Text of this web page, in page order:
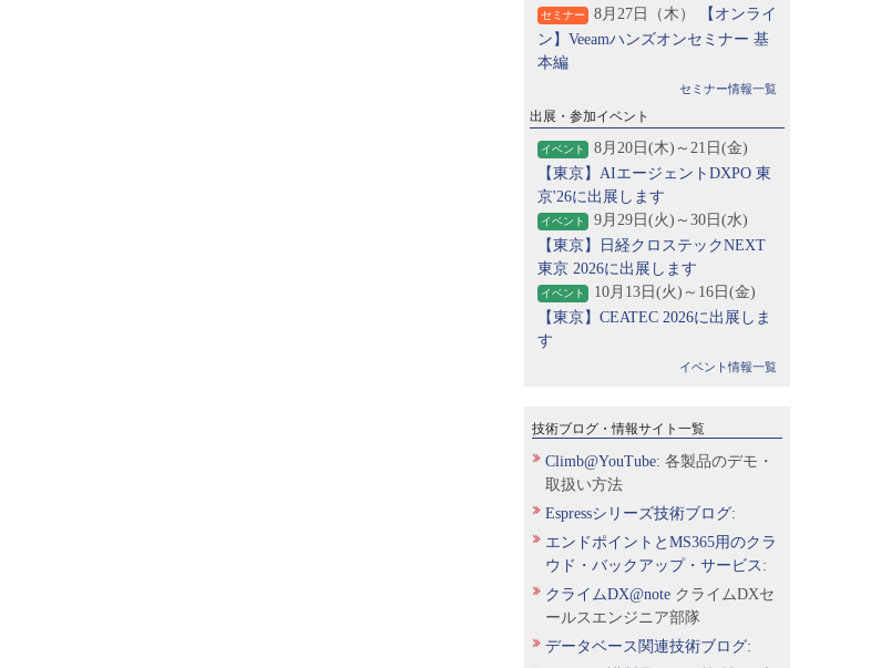
セミナー 8月27日（木）
【オンライ
ン】Veeamハンズオンセミナー 基
本編
セミナー情報一覧
出展・参加イベント
イベント
8月20日(木)～21日(金)
【東京】AIエージェントDXPO 東
京'26に出展します
イベント
9月29日(火)～30日(水)
【東京】日経クロステックNEXT
東京 2026に出展します
イベント
10月13日(火)～16日(金)
【東京】CEATEC 2026に出展しま
す
イベント情報一覧
技術ブログ・情報サイト一覧
Climb@YouTube: 各製品のデモ・
取扱い方法
Espressシリーズ技術ブログ:
エンドポイントとMS365用のクラ
ウド・バックアップ・サービス:
クライムDX@note クライムDXセ
ールスエンジニア部隊
データベース関連技術ブログ: